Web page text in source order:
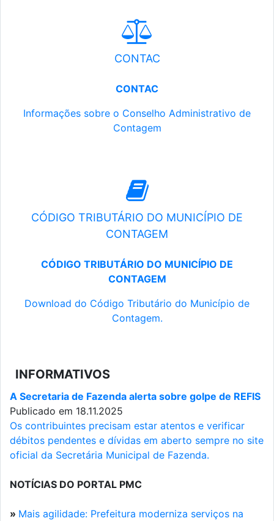
CONTAC
CONTAC
Informações sobre o Conselho Administrativo de
Contagem
CÓDIGO TRIBUTÁRIO DO MUNICÍPIO DE
CONTAGEM
CÓDIGO TRIBUTÁRIO DO MUNICÍPIO DE
CONTAGEM
Download do Código Tributário do Município de
Contagem.
INFORMATIVOS
A Secretaria de Fazenda alerta sobre golpe de REFIS
Publicado em 18.11.2025
Os contribuintes precisam estar atentos e verificar
débitos pendentes e dívidas em aberto sempre no site
oficial da Secretária Municipal de Fazenda.
NOTÍCIAS DO PORTAL PMC
» Mais agilidade: Prefeitura moderniza serviços na